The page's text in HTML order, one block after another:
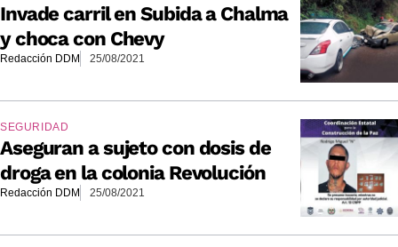
Invade carril en Subida a Chalma
y choca con Chevy
Redacción DDM 25/08/2021
SEGURIDAD
Aseguran a sujeto con dosis de
droga en la colonia Revolución
Redacción DDM 25/08/2021